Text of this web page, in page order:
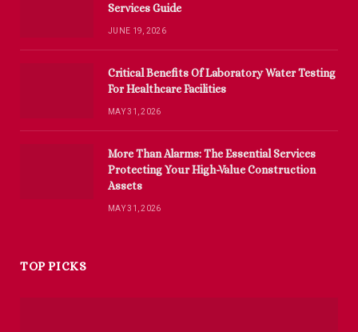
Services Guide
JUNE 19, 2026
Critical Benefits Of Laboratory Water Testing
For Healthcare Facilities
MAY 31, 2026
More Than Alarms: The Essential Services
Protecting Your High-Value Construction
Assets
MAY 31, 2026
TOP PICKS